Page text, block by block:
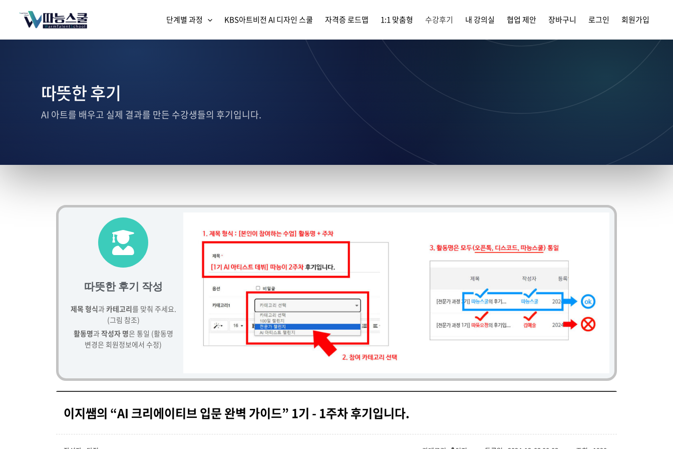
단계별 과정 KBS아트비전 AI 디자인 스쿨 자격증 로드맵 1:1 맞춤형 수강후기 내 강의실 협업 제안 장바구니 로그인 회원가입
따뜻한 후기
AI 아트를 배우고 실제 결과를 만든 수강생들의 후기입니다.
따뜻한 후기 작성
제목 형식과카테고리를 맞춰 주세요.
(그림 참조)
활동명과작성자 명은 통일 (활동명
변경은 회원정보에서 수정)
이지쌤의 “AI 크리에이티브 입문 완벽 가이드” 1기 - 1주차 후기입니다.